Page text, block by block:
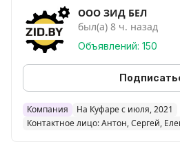
ООО ЗИД БЕЛ
был(а) 8 ч. назад
Объявлений: 150
Компания
На Куфаре с июля, 2021
Контактное лицо: Антон, Сергей,